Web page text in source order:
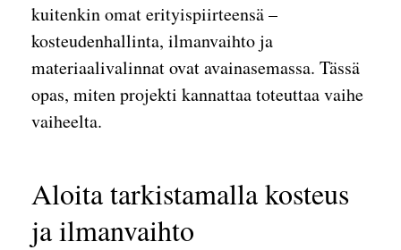
kuitenkin omat erityispiirteensä –
kosteudenhallinta, ilmanvaihto ja
materiaalivalinnat ovat avainasemassa. Tässä
opas, miten projekti kannattaa toteuttaa vaihe
vaiheelta.
Aloita tarkistamalla kosteus
ja ilmanvaihto